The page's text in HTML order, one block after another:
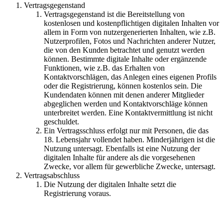
Vertragsgegenstand
Vertragsgegenstand ist die Bereitstellung von
kostenlosen und kostenpflichtigen digitalen Inhalten vor
allem in Form von nutzergenerierten Inhalten, wie z.B.
Nutzerprofilen, Fotos und Nachrichten anderer Nutzer,
die von den Kunden betrachtet und genutzt werden
können. Bestimmte digitale Inhalte oder ergänzende
Funktionen, wie z.B. das Erhalten von
Kontaktvorschlägen, das Anlegen eines eigenen Profils
oder die Registrierung, können kostenlos sein. Die
Kundendaten können mit denen anderer Mitglieder
abgeglichen werden und Kontaktvorschläge können
unterbreitet werden. Eine Kontaktvermittlung ist nicht
geschuldet.
Ein Vertragsschluss erfolgt nur mit Personen, die das
18. Lebensjahr vollendet haben. Minderjährigen ist die
Nutzung untersagt. Ebenfalls ist eine Nutzung der
digitalen Inhalte für andere als die vorgesehenen
Zwecke, vor allem für gewerbliche Zwecke, untersagt.
Vertragsabschluss
Die Nutzung der digitalen Inhalte setzt die
Registrierung voraus.